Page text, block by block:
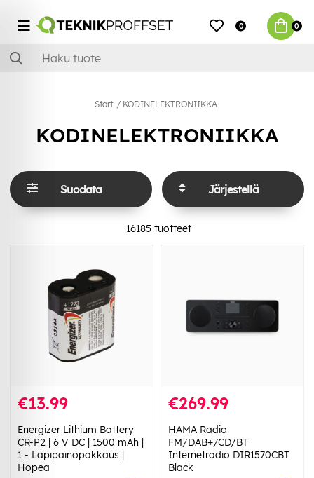
0 0
Start KODINELEKTRONIIKKA
KODINELEKTRONIIKKA
Suodata Järjestellä
16185 tuotteet
€13.99
Energizer Lithium Battery
CR-P2 | 6 V DC | 1500 mAh |
1 - Läpipainopakkaus |
Hopea
€269.99
HAMA Radio
FM/DAB+/CD/BT
Internetradio DIR1570CBT
Black